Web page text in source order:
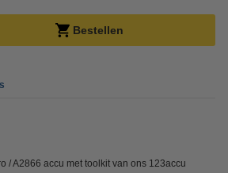
Bestellen
/ A2866 accu met toolkit van ons 123accu